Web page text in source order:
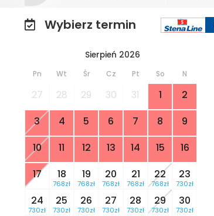
Wybierz termin
Sierpień 2026
Pn Wt Śr Cz Pt So N
27 28 29 30 31 1
2
3
4 5 6 7 8
9
10
11 12 13 14 15
16
17
18
768zł
19
768zł
20
768zł
21
768zł
22
768zł
23
730zł
24
730zł
25
730zł
26
730zł
27
730zł
28
730zł
29
730zł
30
730zł